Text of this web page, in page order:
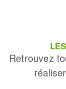
Retrouvez